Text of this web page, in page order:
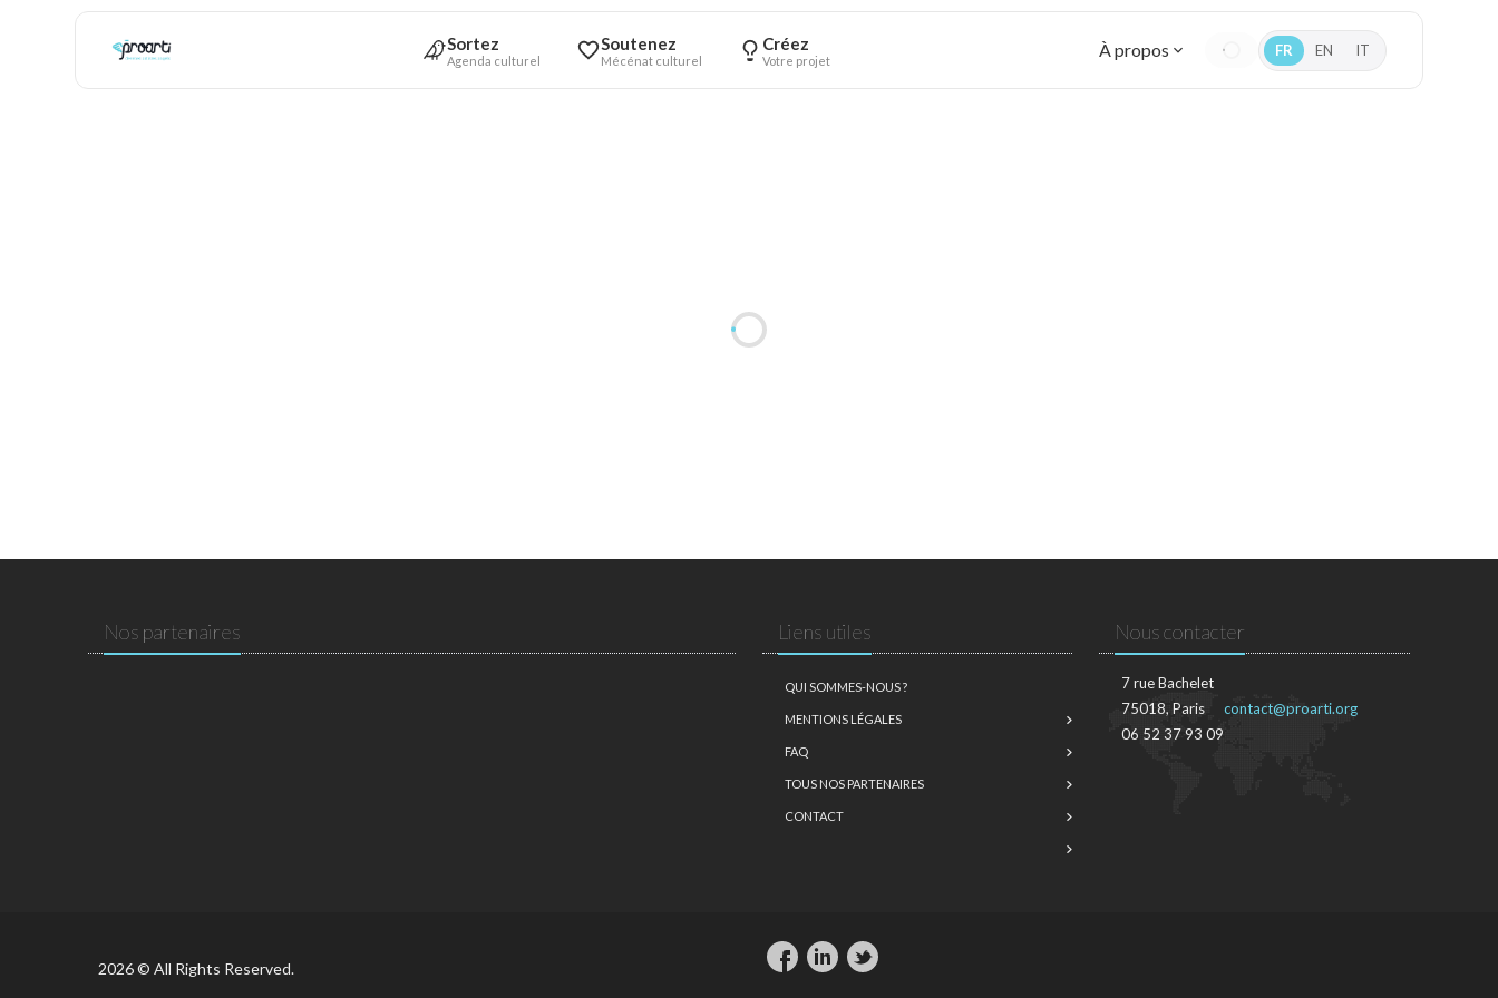
Sortez
Agenda culturel
Soutenez
Mécénat culturel
Créez
Votre projet À propos FR EN IT
Nos partenaires Liens utiles
QUI SOMMES-NOUS ?
MENTIONS LÉGALES
FAQ
TOUS NOS PARTENAIRES
CONTACT
Nous contacter
7 rue Bachelet
75018, Paris
06 52 37 93 09
contact@proarti.org
2026 © All Rights Reserved.